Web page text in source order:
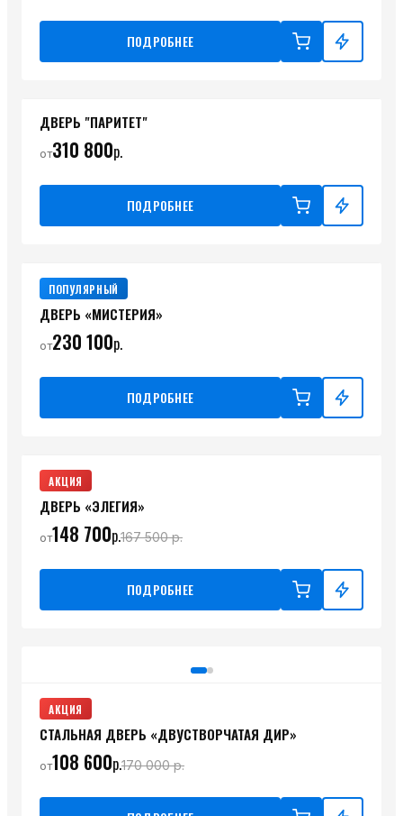
ПОДРОБНЕЕ
ДВЕРЬ "ПАРИТЕТ"
от310 800р.
ПОДРОБНЕЕ
ПОПУЛЯРНЫЙ
ДВЕРЬ «МИСТЕРИЯ»
от230 100р.
ПОДРОБНЕЕ
АКЦИЯ
ДВЕРЬ «ЭЛЕГИЯ»
от148 700р.167 500р.
ПОДРОБНЕЕ
АКЦИЯ
СТАЛЬНАЯ ДВЕРЬ «ДВУСТВОРЧАТАЯ ДИР»
от108 600р.170 000р.